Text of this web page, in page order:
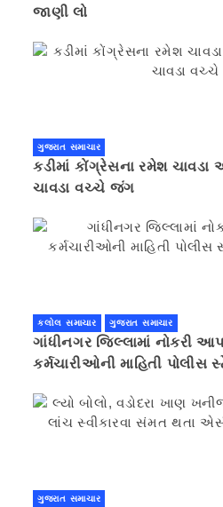
જાણી લો
ગુજરાત સમાચાર
કડીમાં કોંગ્રેસના રમેશ
ચાવડા વચ્ચે જંગ
કલોલ સમાચાર ગુજરાત સમાચાર
ગાંધીનગર જિલ્લામાં નોકરી
કર્મચારીઓની માહિતી
ગુજરાત સમાચાર